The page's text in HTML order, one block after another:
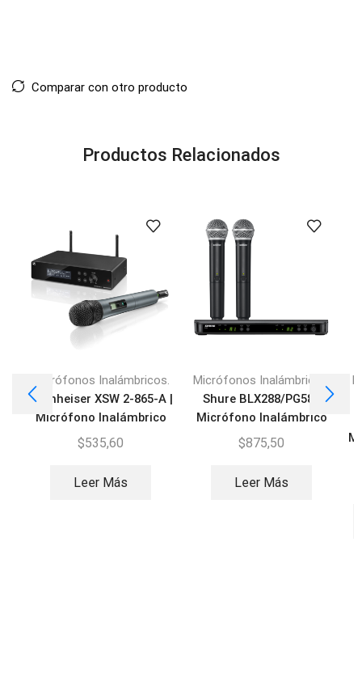
Comparar con otro producto
Productos Relacionados
Micrófonos Inalámbricos.
Sennheiser XSW 2-865-A |
Micrófono Inalámbrico
Vocal
$535,60
Leer Más
Micrófonos Inalámbricos.
Shure BLX288/PG58 |
Micrófono Inalámbrico
Vocal Dual
$875,50
Leer Más